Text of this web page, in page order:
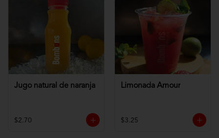
Jugo natural de naranja
$2.70
Limonada Amour
$3.25